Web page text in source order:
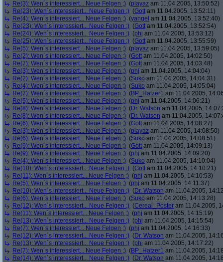
Re(3): Wen´s interessiert... Neue Felgen ;) (playaz am 11.04.2005, 13:50:52)
Re(23): Wen´s interessiert... Neue Felgen ;) (Gott am 11.04.2005, 13:52:11)
Re(4): Wen´s interessiert... Neue Felgen ;) (yangel am 11.04.2005, 13:52:40)
Re(23): Wen´s interessiert... Neue Felgen ;) (Gott am 11.04.2005, 13:52:54)
Re(24): Wen´s interessiert... Neue Felgen ;) (phj am 11.04.2005, 13:53:12)
Re(25): Wen´s interessiert... Neue Felgen ;) (Gott am 11.04.2005, 13:55:59)
Re(5): Wen´s interessiert... Neue Felgen ;) (playaz am 11.04.2005, 13:59:05)
Re(2): Wen´s interessiert... Neue Felgen ;) (Gott am 11.04.2005, 14:02:50)
Re(7): Wen´s interessiert... Neue Felgen ;) (Gott am 11.04.2005, 14:03:48)
Re(3): Wen´s interessiert... Neue Felgen ;) (phj am 11.04.2005, 14:04:04)
Re(2): Wen´s interessiert... Neue Felgen ;) (Suko am 11.04.2005, 14:04:31)
Re(4): Wen´s interessiert... Neue Felgen ;) (Suko am 11.04.2005, 14:05:04)
Re(7): Wen´s interessiert... Neue Felgen ;) (BP_Hatzer1 am 11.04.2005,
Re(5): Wen´s interessiert... Neue Felgen ;) (phj am 11.04.2005, 14:06:21)
Re(8): Wen´s interessiert... Neue Felgen ;) (Dr. Watson am 11.04.2005,
Re(8): Wen´s interessiert... Neue Felgen ;) (Dr. Watson am 11.04.2005,
Re(6): Wen´s interessiert... Neue Felgen ;) (Gott am 11.04.2005, 14:08:27)
Re(3): Wen´s interessiert... Neue Felgen ;) (playaz am 11.04.2005, 14:08:50)
Re(6): Wen´s interessiert... Neue Felgen ;) (Suko am 11.04.2005, 14:08:51)
Re(9): Wen´s interessiert... Neue Felgen ;) (Gott am 11.04.2005, 14:09:13)
Re(9): Wen´s interessiert... Neue Felgen ;) (phj am 11.04.2005, 14:09:20)
Re(4): Wen´s interessiert... Neue Felgen ;) (Suko am 11.04.2005, 14:10:04)
Re(10): Wen´s interessiert... Neue Felgen ;) (Gott am 11.04.2005, 14:10:21)
Re(11): Wen´s interessiert... Neue Felgen ;) (phj am 11.04.2005, 14:10:53)
Re(5): Wen´s interessiert... Neue Felgen ;) (phj am 11.04.2005, 14:11:37)
Re(10): Wen´s interessiert... Neue Felgen ;) (Dr. Watson am 11.04.2005,
Re(6): Wen´s interessiert... Neue Felgen ;) (Suko am 11.04.2005, 14:13:28)
Re(12): Wen´s interessiert... Neue Felgen ;) (Cereal_Poster am 11.04.2005,
Re(11): Wen´s interessiert... Neue Felgen ;) (phj am 11.04.2005, 14:15:19)
Re(13): Wen´s interessiert... Neue Felgen ;) (phj am 11.04.2005, 14:15:54)
Re(7): Wen´s interessiert... Neue Felgen ;) (phj am 11.04.2005, 14:16:33)
Re(12): Wen´s interessiert... Neue Felgen ;) (Dr. Watson am 11.04.2005,
Re(13): Wen´s interessiert... Neue Felgen ;) (phj am 11.04.2005, 14:17:22)
Re(7): Wen´s interessiert... Neue Felgen ;) (BP_Hatzer1 am 11.04.2005,
Re(14): Wen´s interessiert... Neue Felgen ;) (Dr. Watson am 11.04.2005,